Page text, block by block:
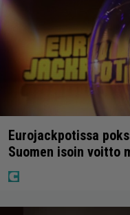
Eurojackpotissa
Suomen isoin voitto